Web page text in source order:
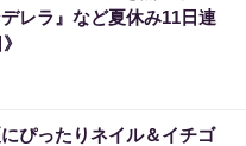
デレラ』など夏休み11日連
ぴったりネイル＆イチゴ